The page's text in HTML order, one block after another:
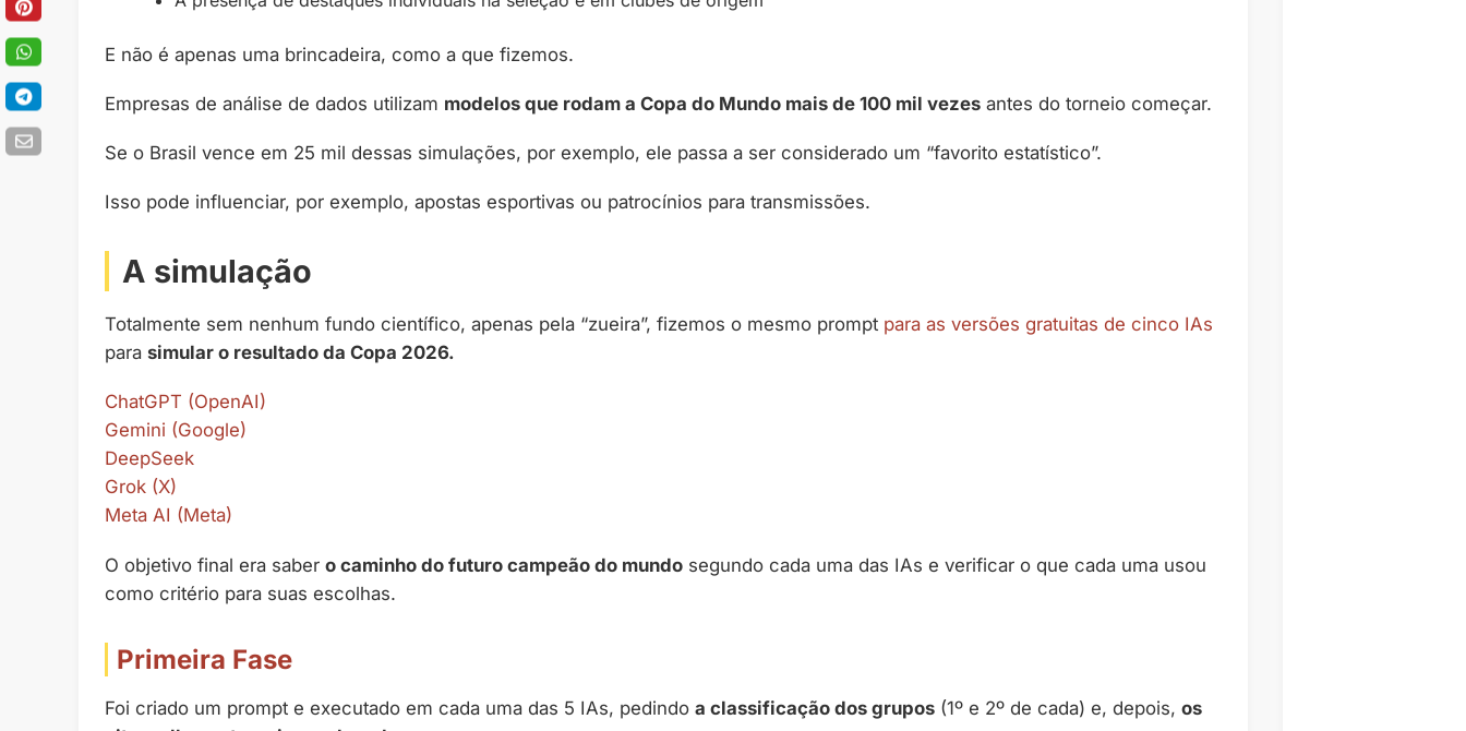
E não é apenas uma brincadeira, como a que fizemos.
Empresas de análise de dados utilizam modelos que rodam a Copa do Mundo mais de 100 mil vezes antes do torneio começar.
Se o Brasil vence em 25 mil dessas simulações, por exemplo, ele passa a ser considerado um “favorito estatístico”.
Isso pode influenciar, por exemplo, apostas esportivas ou patrocínios para transmissões.
A simulação
Totalmente sem nenhum fundo científico, apenas pela “zueira”, fizemos o mesmo prompt para as versões gratuitas de cinco IAs
para simular o resultado da Copa 2026.
ChatGPT (OpenAI)
Gemini (Google)
DeepSeek
Grok (X)
Meta AI (Meta)
O objetivo final era saber o caminho do futuro campeão do mundo segundo cada uma das IAs e verificar o que cada uma usou
como critério para suas escolhas.
Primeira Fase
Foi criado um prompt e executado em cada uma das 5 IAs, pedindo a classificação dos grupos (1º e 2º de cada) e, depois, os